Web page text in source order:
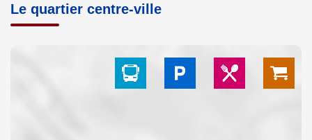
Le quartier centre-ville